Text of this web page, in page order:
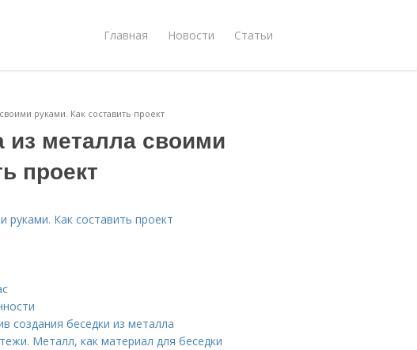
Главная Новости Статьи
руками. Как составить проект
из металла своими
проект
руками. Как составить проект
создания беседки из металла
Металл, как материал для беседки